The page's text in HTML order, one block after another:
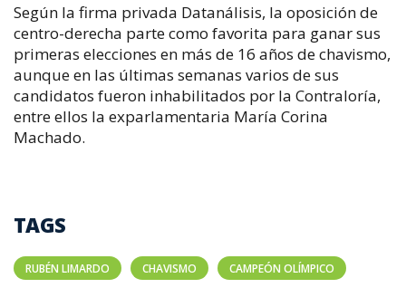
Según la firma privada Datanálisis, la oposición de
centro-derecha parte como favorita para ganar sus
primeras elecciones en más de 16 años de chavismo,
aunque en las últimas semanas varios de sus
candidatos fueron inhabilitados por la Contraloría,
entre ellos la exparlamentaria María Corina
Machado.
TAGS
RUBÉN LIMARDO CHAVISMO CAMPEÓN OLÍMPICO